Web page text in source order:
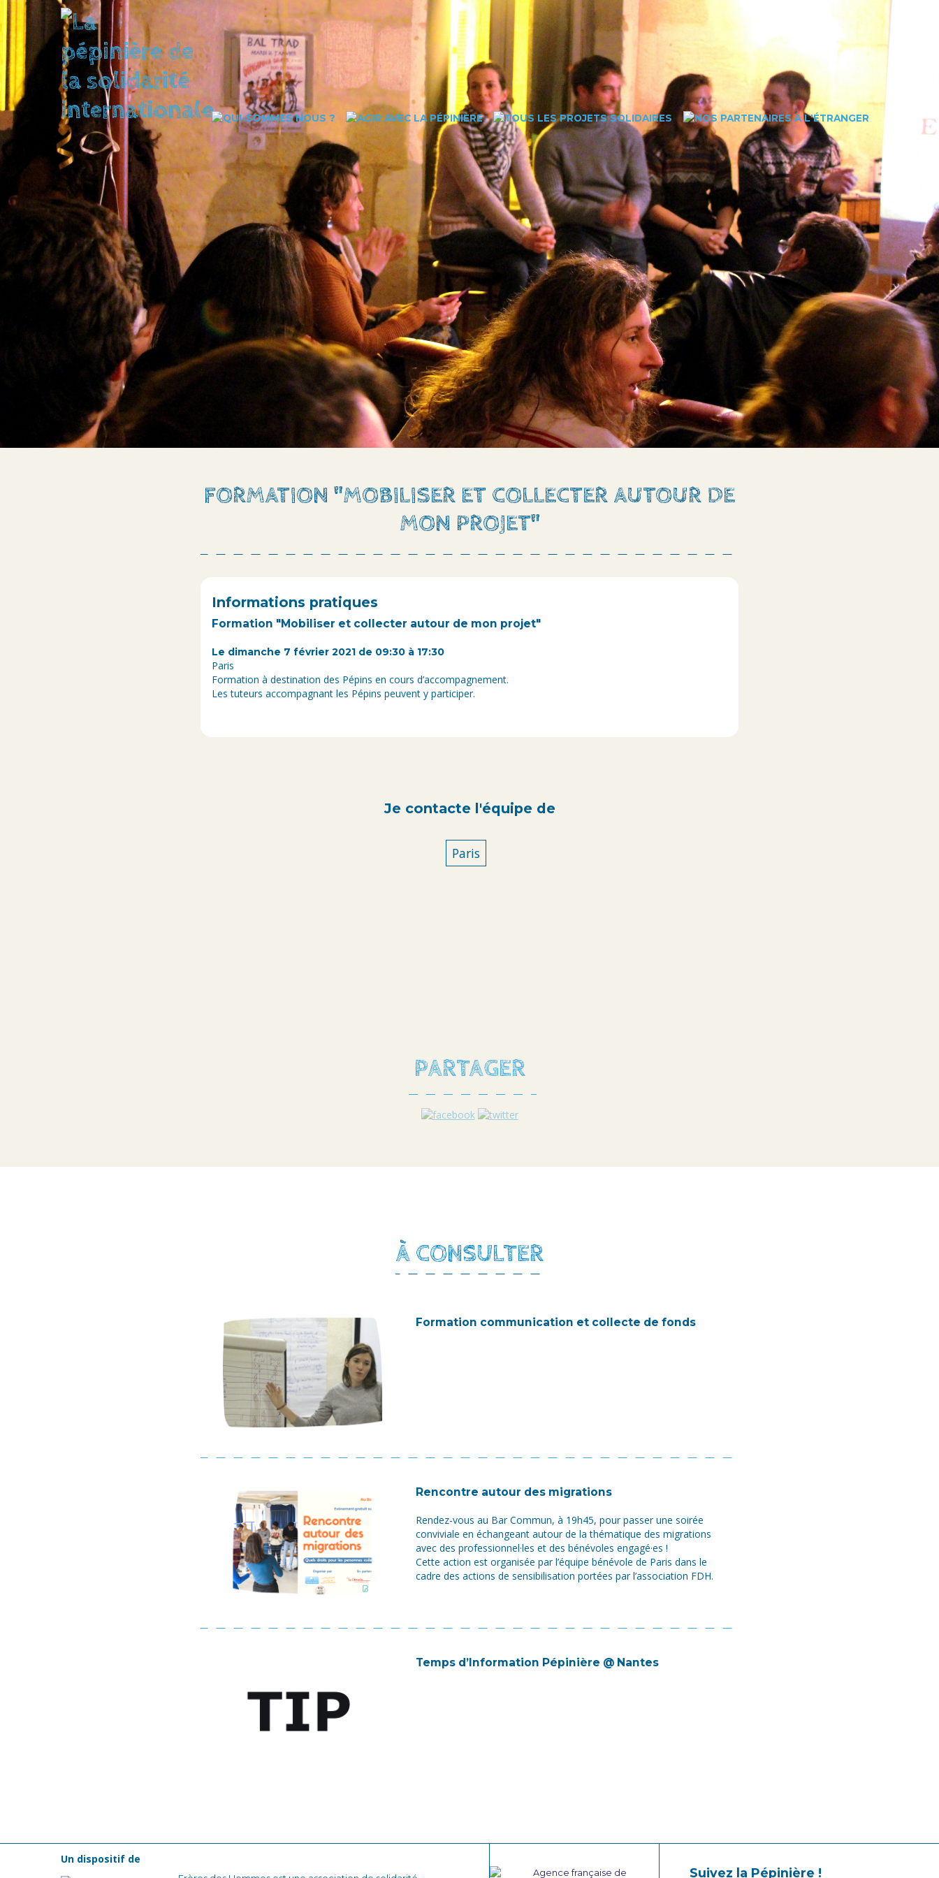
FORMATION "MOBILISER ET COLLECTER AUTOUR DE
MON PROJET"
Informations pratiques
Formation "Mobiliser et collecter autour de mon projet"
Le dimanche 7 février 2021 de 09:30 à 17:30
Paris
Formation à destination des Pépins en cours d’accompagnement.
Les tuteurs accompagnant les Pépins peuvent y participer.
Je contacte l'équipe de
Paris
PARTAGER
À CONSULTER
Formation communication et collecte de fonds
Rencontre autour des migrations
Rendez-vous au Bar Commun, à 19h45, pour passer une soirée
conviviale en échangeant autour de la thématique des migrations
avec des professionnel·les et des bénévoles engagé·es !
Cette action est organisée par l’équipe bénévole de Paris dans le
cadre des actions de sensibilisation portées par l’association FDH.
Temps d’Information Pépinière @ Nantes
Un dispositif de
Suivez la Pépinière !